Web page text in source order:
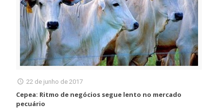
22 de junho de 2017
Cepea: Ritmo de negócios segue lento no mercado
pecuário